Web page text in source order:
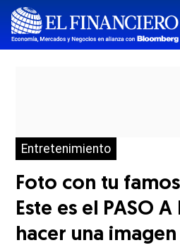
Entretenimiento
Foto con tu
Este es el PASO A
hacer una